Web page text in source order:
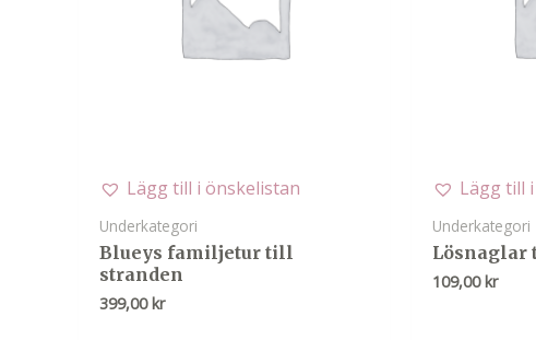
Lägg till i önskelistan
Underkategori
Blueys familjetur till
stranden
399,00 kr
Lägg till
Underkategori
Lösnaglar
109,00 kr